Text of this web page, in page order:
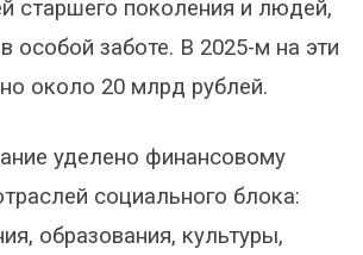
старшего поколения и людей,
особой заботе. В 2025-м на эти
около 20 млрд рублей.
уделено финансовому
социального блока:
образования, культуры,